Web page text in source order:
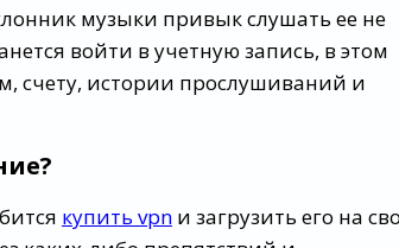
музыки привык слушать ее не
войти в учетную запись, в этом
счету, истории прослушиваний и
купить vpn и загрузить его на